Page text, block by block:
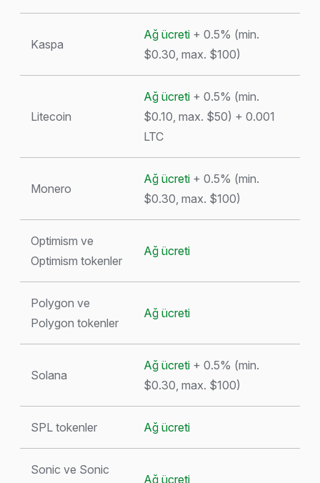
Kaspa
Ağ ücreti + 0.5% (min.
$0.30, max. $100)
Litecoin
Ağ ücreti + 0.5% (min.
$0.10, max. $50) + 0.001
LTC
Monero
Ağ ücreti + 0.5% (min.
$0.30, max. $100)
Optimism ve
Optimism tokenler
Ağ ücreti
Polygon ve
Polygon tokenler
Ağ ücreti
Solana
Ağ ücreti + 0.5% (min.
$0.30, max. $100)
SPL tokenler Ağ ücreti
Sonic ve Sonic
Ağ ücreti